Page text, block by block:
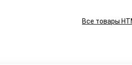
Все товары